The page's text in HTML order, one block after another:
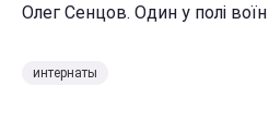
Олег Сенцов. Один у полі воїн
интернаты